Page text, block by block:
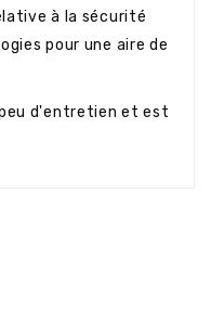
à la sécurité
pour une aire de
d'entretien et est